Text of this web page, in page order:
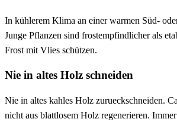
In kühlerem Klima an einer warmen Süd-
Junge Pflanzen sind frostempfindlicher als
Frost mit Vlies schützen.
Nie in altes Holz schneiden
Nie in altes kahles Holz zurueckschneiden.
nicht aus blattlosem Holz regenerieren.